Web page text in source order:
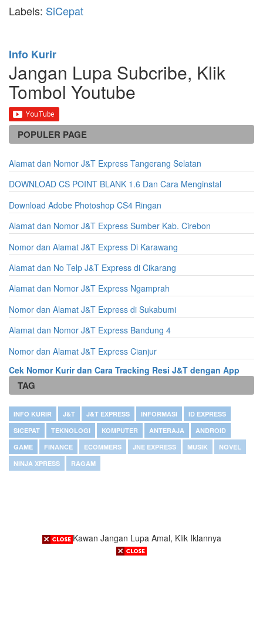
Labels: SiCepat
Info Kurir
Jangan Lupa Subcribe, Klik
Tombol Youtube
POPULER PAGE
Alamat dan Nomor J&T Express Tangerang Selatan
DOWNLOAD CS POINT BLANK 1.6 Dan Cara Menginstal
Download Adobe Photoshop CS4 Ringan
Alamat dan Nomor J&T Express Sumber Kab. Cirebon
Nomor dan Alamat J&T Express Di Karawang
Alamat dan No Telp J&T Express di Cikarang
Alamat dan Nomor J&T Express Ngamprah
Nomor dan Alamat J&T Express di Sukabumi
Alamat dan Nomor J&T Express Bandung 4
Nomor dan Alamat J&T Express Cianjur
Cek Nomor Kurir dan Cara Tracking Resi J&T dengan App
TAG
INFO KURIR J&T J&T EXPRESS INFORMASI
ID EXPRESS
SICEPAT
TEKNOLOGI KOMPUTER ANTERAJA
ANDROID
GAME
FINANCE ECOMMERS JNE EXPRESS MUSIK
NOVEL
NINJA XPRESS
RAGAM
Kawan Jangan Lupa Amal, Klik Iklannya